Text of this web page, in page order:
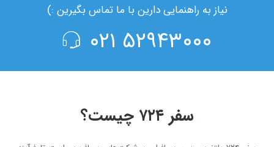
نیاز به راهنمایی دارین با ما تماس بگیرین :)
۵۲۹۴۳۰۰۰ ۰۲۱
سفر ۷۲۴ چیست؟